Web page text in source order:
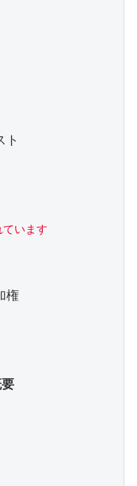
ト
います
権